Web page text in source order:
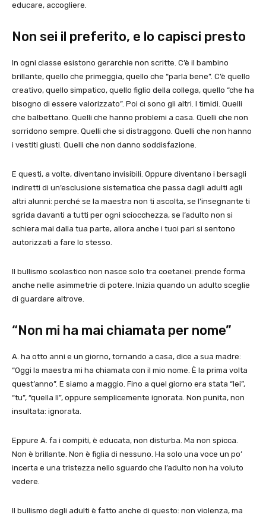
educare, accogliere.
Non sei il preferito, e lo capisci presto
In ogni classe esistono gerarchie non scritte. C’è il bambino
brillante, quello che primeggia, quello che “parla bene”. C’è quello
creativo, quello simpatico, quello figlio della collega, quello “che ha
bisogno di essere valorizzato”. Poi ci sono gli altri. I timidi. Quelli
che balbettano. Quelli che hanno problemi a casa. Quelli che non
sorridono sempre. Quelli che si distraggono. Quelli che non hanno
i vestiti giusti. Quelli che non danno soddisfazione.
E questi, a volte, diventano invisibili. Oppure diventano i bersagli
indiretti di un’esclusione sistematica che passa dagli adulti agli
altri alunni: perché se la maestra non ti ascolta, se l’insegnante ti
sgrida davanti a tutti per ogni sciocchezza, se l’adulto non si
schiera mai dalla tua parte, allora anche i tuoi pari si sentono
autorizzati a fare lo stesso.
Il bullismo scolastico non nasce solo tra coetanei: prende forma
anche nelle asimmetrie di potere. Inizia quando un adulto sceglie
di guardare altrove.
“Non mi ha mai chiamata per nome”
A. ha otto anni e un giorno, tornando a casa, dice a sua madre:
“Oggi la maestra mi ha chiamata con il mio nome. È la prima volta
quest’anno”. E siamo a maggio. Fino a quel giorno era stata “lei”,
“tu”, “quella lì”, oppure semplicemente ignorata. Non punita, non
insultata: ignorata.
Eppure A. fa i compiti, è educata, non disturba. Ma non spicca.
Non è brillante. Non è figlia di nessuno. Ha solo una voce un po’
incerta e una tristezza nello sguardo che l’adulto non ha voluto
vedere.
Il bullismo degli adulti è fatto anche di questo: non violenza, ma